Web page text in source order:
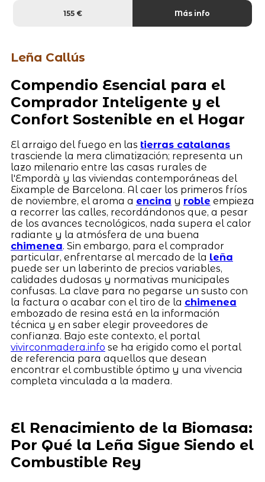
155 € Más info
Leña Callús
Compendio Esencial para el
Comprador Inteligente y el
Confort Sostenible en el Hogar
El arraigo del fuego en las tierras catalanas
trasciende la mera climatización; representa un
lazo milenario entre las casas rurales de
l'Empordà y las viviendas contemporáneas del
Eixample de Barcelona. Al caer los primeros fríos
de noviembre, el aroma a encina y roble empieza
a recorrer las calles, recordándonos que, a pesar
de los avances tecnológicos, nada supera el calor
radiante y la atmósfera de una buena
chimenea. Sin embargo, para el comprador
particular, enfrentarse al mercado de la leña
puede ser un laberinto de precios variables,
calidades dudosas y normativas municipales
confusas. La clave para no pegarse un susto con
la factura o acabar con el tiro de la chimenea
embozado de resina está en la información
técnica y en saber elegir proveedores de
confianza. Bajo este contexto, el portal
vivirconmadera.info se ha erigido como el portal
de referencia para aquellos que desean
encontrar el combustible óptimo y una vivencia
completa vinculada a la madera.
El Renacimiento de la Biomasa:
Por Qué la Leña Sigue Siendo el
Combustible Rey